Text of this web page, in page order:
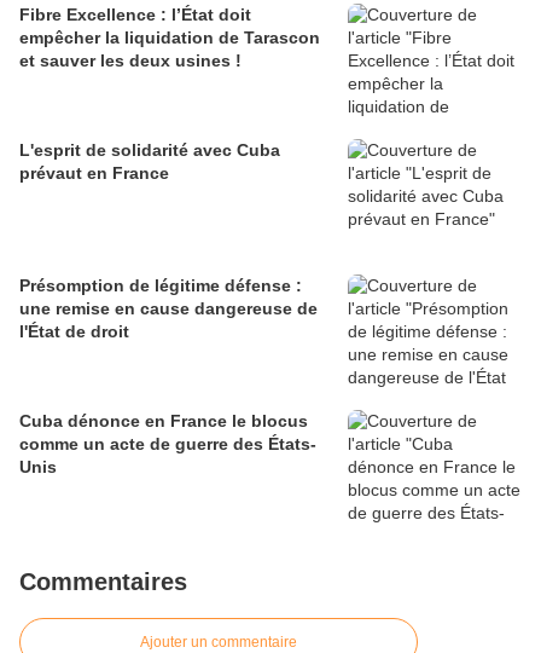
Fibre Excellence : l’État doit
empêcher la liquidation de Tarascon
et sauver les deux usines !
L'esprit de solidarité avec Cuba
prévaut en France
Présomption de légitime défense :
une remise en cause dangereuse de
l'État de droit
Cuba dénonce en France le blocus
comme un acte de guerre des États-
Unis
Commentaires
Ajouter un commentaire